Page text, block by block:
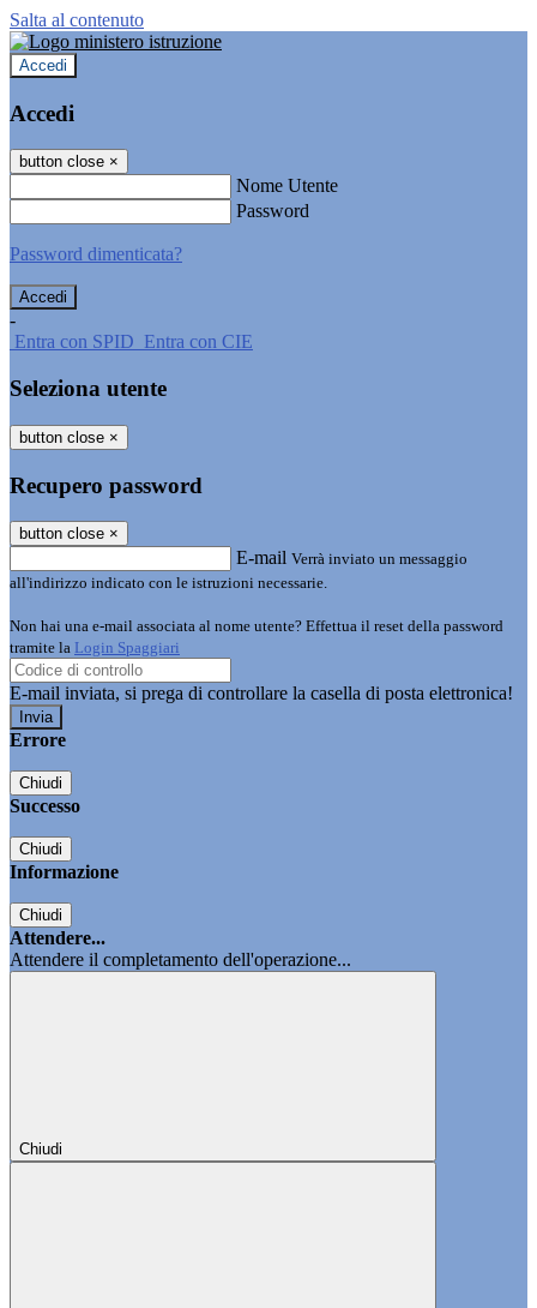
Salta al contenuto
Accedi
Accedi
button close ×
Nome Utente
Password
Password dimenticata?
-
Entra con SPID Entra con CIE
Seleziona utente
button close ×
Recupero password
button close ×
E-mail Verrà inviato un messaggio
all'indirizzo indicato con le istruzioni necessarie.
Non hai una e-mail associata al nome utente? Effettua il reset della password
tramite la Login Spaggiari
E-mail inviata, si prega di controllare la casella di posta elettronica!
Errore
Chiudi
Successo
Chiudi
Informazione
Chiudi
Attendere...
Attendere il completamento dell'operazione...
Chiudi